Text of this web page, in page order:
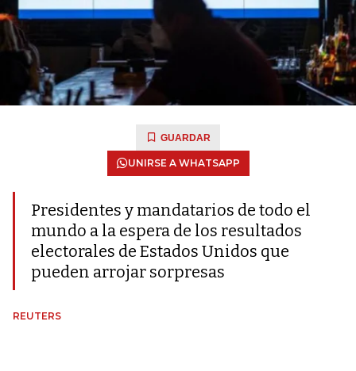
GUARDAR
UNIRSE A WHATSAPP
Presidentes y mandatarios de todo el
mundo a la espera de los resultados
electorales de Estados Unidos que
pueden arrojar sorpresas
REUTERS